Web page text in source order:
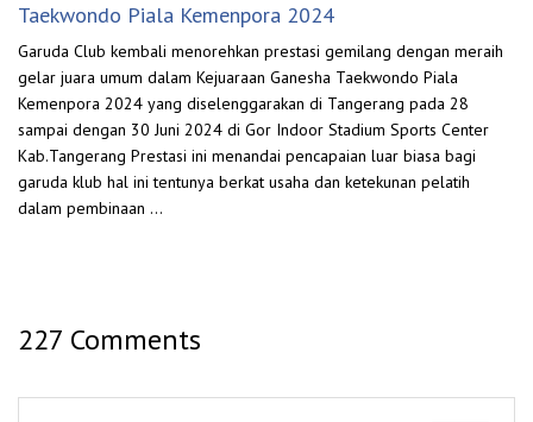
Taekwondo Piala Kemenpora 2024
Garuda Club kembali menorehkan prestasi gemilang dengan meraih
gelar juara umum dalam Kejuaraan Ganesha Taekwondo Piala
Kemenpora 2024 yang diselenggarakan di Tangerang pada 28
sampai dengan 30 Juni 2024 di Gor Indoor Stadium Sports Center
Kab.Tangerang Prestasi ini menandai pencapaian luar biasa bagi
garuda klub hal ini tentunya berkat usaha dan ketekunan pelatih
dalam pembinaan …
227 Comments